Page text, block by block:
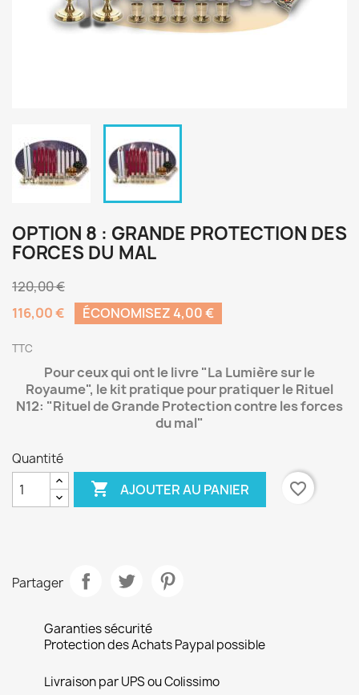
OPTION 8 : GRANDE PROTECTION DES
FORCES DU MAL
120,00 €
116,00 €
ÉCONOMISEZ 4,00 €
TTC
Pour ceux qui ont le livre "La Lumière sur le
Royaume", le kit pratique pour pratiquer le Rituel
N12: "Rituel de Grande Protection contre les forces
du mal"
Quantité
 AJOUTER AU PANIER favorite_border
Partager
Garanties sécurité
Protection des Achats Paypal possible
Livraison par UPS ou Colissimo